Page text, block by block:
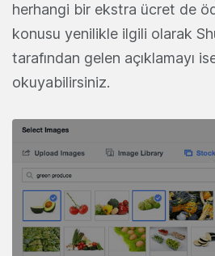
herhangi bir ekstra ücret de
konusu yenilikle ilgili olarak
tarafından gelen açıklamayı
okuyabilirsiniz.